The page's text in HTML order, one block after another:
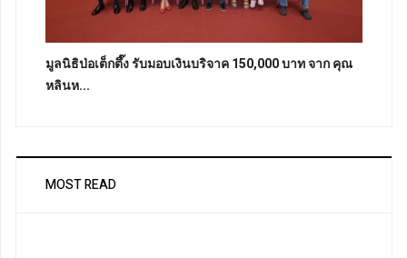
มูลนิธิป่อเต็กตึ๊ง รับมอบเงินบริจาค 150,000 บาท จาก คุณ
หลินห...
MOST READ